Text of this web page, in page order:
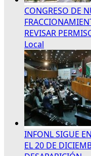
CONGRESO DE
REVISAR
Local
INFONL SIGUE
EL 20 DE